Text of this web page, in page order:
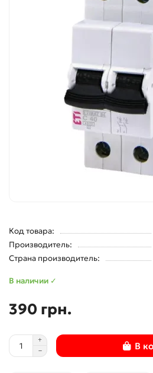
Код товара:
Производитель:
Страна производитель:
В наличии ✓
390 грн.
В